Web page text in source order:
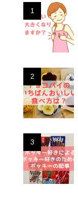
1
2
3